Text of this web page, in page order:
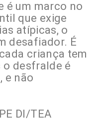
é um marco no
que exige
atípicas, o
desafiador. É
criança tem
o desfralde é
e não
DI/TEA